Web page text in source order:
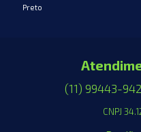
(11) 99443-
CNPJ